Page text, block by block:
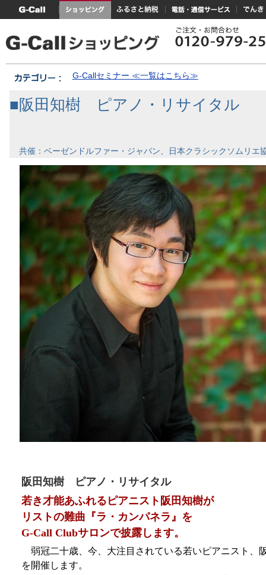
G-Callセミナー ≪一覧はこちら≫
■阪田知樹 ピアノ・リサイタル
共催：ベーゼンドルファー・ジャパン、日本クラシックソムリエ
阪田知樹 ピアノ・リサイタル
若き才能あふれるピアニスト阪田知樹が
リストの難曲『ラ・カンパネラ』を
G-Call Clubサロンで披露します。
弱冠二十歳、今、大注目されている若いピアニスト、
を開催します。